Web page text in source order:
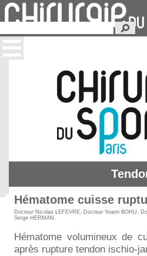
Hématome cuisse
Docteur Nicolas LEFEVRE, Docteur Yoann BOHU,
Serge HERMAN .
Hématome volumineux de
après rupture tendon ischio-